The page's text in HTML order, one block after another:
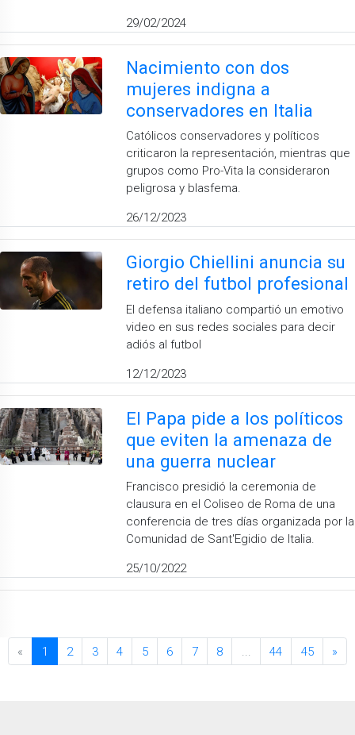
29/02/2024
Nacimiento con dos
mujeres indigna a
conservadores en Italia
Católicos conservadores y políticos
criticaron la representación, mientras que
grupos como Pro-Vita la consideraron
peligrosa y blasfema.
26/12/2023
Giorgio Chiellini anuncia su
retiro del futbol profesional
El defensa italiano compartió un emotivo
video en sus redes sociales para decir
adiós al futbol
12/12/2023
El Papa pide a los políticos
que eviten la amenaza de
una guerra nuclear
Francisco presidió la ceremonia de
clausura en el Coliseo de Roma de una
conferencia de tres días organizada por la
Comunidad de Sant'Egidio de Italia.
25/10/2022
« 1 2 3 4 5 6 7 8 44 45 »